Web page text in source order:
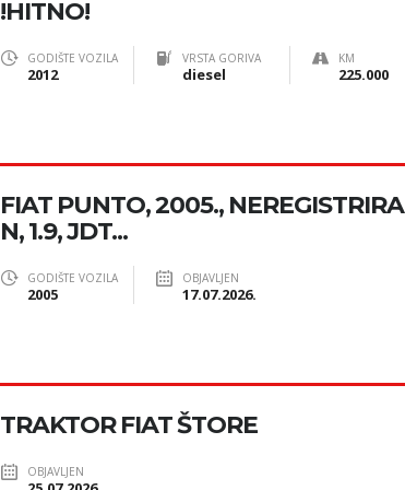
!HITNO!
GODIŠTE VOZILA
2012
VRSTA GORIVA
diesel
KM
225.000
FIAT PUNTO, 2005., NEREGISTRIRA
N, 1.9, JDT...
GODIŠTE VOZILA
2005
OBJAVLJEN
17.07.2026.
TRAKTOR FIAT ŠTORE
OBJAVLJEN